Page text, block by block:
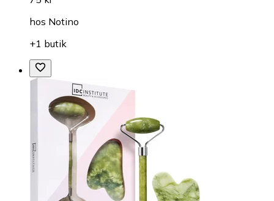
hos Notino
+1 butik